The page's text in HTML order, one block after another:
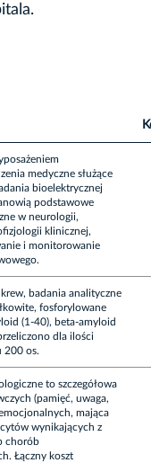
medyczne służące
bioelektrycznej
podstawowe
w neurologii,
klinicznej,
i monitorowanie
badania analityczne
fosforylowane
(1-40), beta-amyloid
dla ilości
200 os.
to szczegółowa
(pamięć, uwaga,
mająca
wynikających z
chorób
Łączny koszt